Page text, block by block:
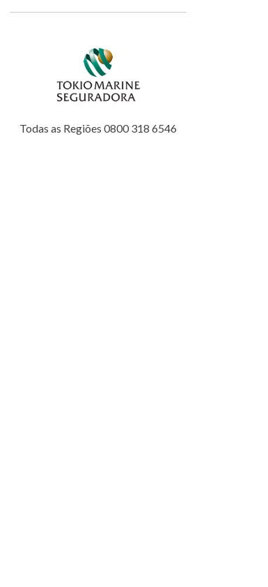
Todas as Regiões 0800 318 6546